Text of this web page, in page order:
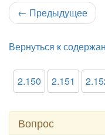
← Предыдущее
Вернуться к
2.150 2.151
Вопрос